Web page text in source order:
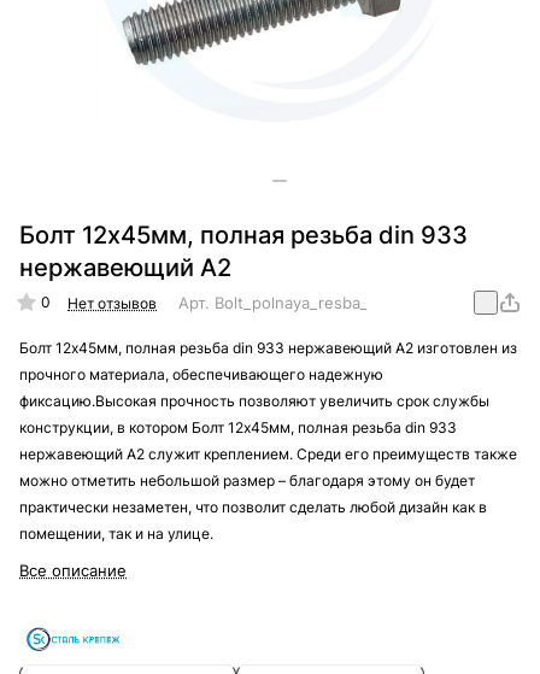
Болт 12х45мм, полная резьба din 933
нержавеющий А2
0 Нет отзывов Арт.
Болт 12х45мм, полная резьба din 933 нержавеющий А2 изготовлен из
прочного материала, обеспечивающего надежную
фиксацию.Высокая прочность позволяют увеличить срок службы
конструкции, в котором Болт 12х45мм, полная резьба din 933
нержавеющий А2 служит креплением. Среди его преимуществ также
можно отметить небольшой размер – благодаря этому он будет
практически незаметен, что позволит сделать любой дизайн как в
помещении, так и на улице.
Все описание